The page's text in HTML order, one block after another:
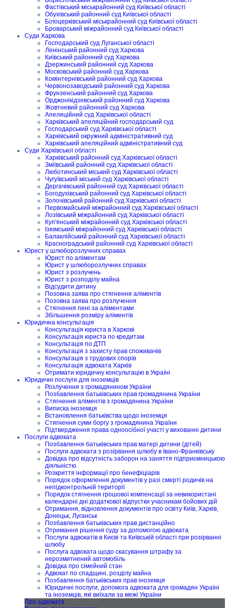
Фастівський міськрайонний суд Київської області
Обухівський районний суд Київської області
Білоцерківський міськрайонний суд Київської області
Броварський міжрайонний суд Київської області
Суди Харкова
Господарський суд Луганської області
Ленінський районний суд Харкова
Київський районний суд Харкова
Дзержинський районний суд Харкова
Московський районний суд Харкова
Комінтернівський районний суд Харкова
Червонозаводський районний суд Харкова
Фрунзенський районний суд Харкова
Орджонікідзевський районний суд Харкова
Жовтневий районний суд Харкова
Апеляційний суд Харківської області
Харківський апеляційний господарський суд
Господарський суд Харківської області
Харківський окружний адміністративний суд
Харківський апеляційний адміністративний суд
Суди Харківської області
Харківський районний суд Харківської області
Зміївський районний суд Харківської області
Люботинський міський суд Харківської області
Чугуївський міський суд Харківської області
Дергачівський районний суд Харківської області
Богодухівський районний суд Харківської області
Золочівський районний суд Харківської області
Первомайський міжрайонний суд Харківської області
Лозівський міжрайонний суд Харківської області
Куп'янський міжрайонний суд Харківської області
Ізюмський міжрайонний суд Харківської області
Балаклійський районний суд Харківської області
Красноградський районний суд Харківської області
Юрист у шлюборозлучних справах
Юрист по аліментам
Юрист у шлюборозлучних справах
Юрист з розлучень
Юрист з розподілу майна
Відсудити дитину
Позовна заява про стягнення аліментів
Позовна заява про розлучення
Стягнення пені за аліментами
Збільшення розміру аліментів
Юридична консультація
Консультація юриста в Харкові
Консультація юриста по кредитам
Консультація по ДТП
Консультація з захисту прав споживачів
Консультація з трудових спорів
Консультація адвоката Харків
Отримати юридичну консультацію в Україні
Юридичні послуги для іноземців
Розлучення з громадянином України
Позбавлення батьківських прав громадянина України
Стягнення аліментів з громадянина України
Виписка іноземця
Встановлення батьківства щодо іноземця
Стягнення суми боргу з громадянина України
Підтвердження права одноосібної участі у вихованні дитини
Послуги адвоката
Позбавлення батьківських прав матері дитини (дітей)
Послуги адвоката з розірвання шлюбу в Івано-Франківську
Довідка про відсутність заборон на заняття підприємницькою
діяльністю
Розкриття інформації про бенефіціарів
Порядок оформлення документів у разі смерті родичів на
непідконтрольній території
Порядок стягнення грошової компенсації за невикористані
календарні дні додаткової відпустки учасникам бойових дій
Отримання, відновлення документів про освіту Київ, Харків,
Донецьк, Луганськ
Позбавлення батьківських прав дистанційно
Отримання рішення суду за допомогою адвоката
Послуги адвокатів в Києві та Київській області при розірванні
шлюбу
Послуга адвоката щодо скасування штрафу за
нерозмитнений автомобіль
Довідка про сімейний стан
Адвокат по спадщині, розділу майна
Позбавлення батьківських прав іноземця
Юридичні послуги, допомога адвоката для громадян Україні
та іноземців, які виїхали за межі України
Про адвоката